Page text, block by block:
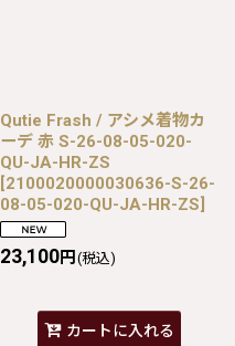
Qutie Frash / アシメ着物カ
ーデ 赤 S-26-08-05-020-
QU-JA-HR-ZS
[2100020000030636-S-26-
08-05-020-QU-JA-HR-ZS]
23,100円 (税込)
カートに入れる